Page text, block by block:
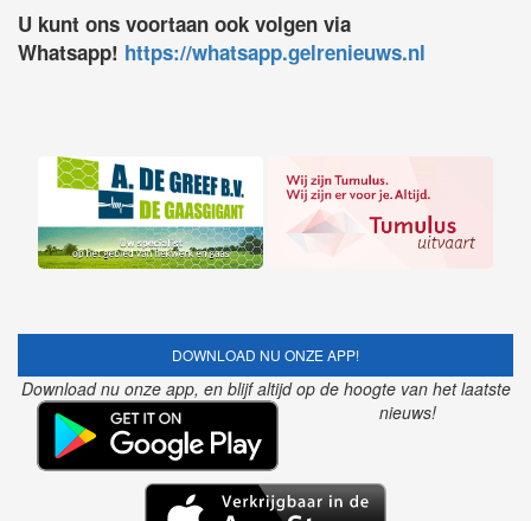
U kunt ons voortaan ook volgen via
Whatsapp! https://whatsapp.gelrenieuws.nl
DOWNLOAD NU ONZE APP!
Download nu onze app, en blijf altijd op de hoogte van het laatste
nieuws!